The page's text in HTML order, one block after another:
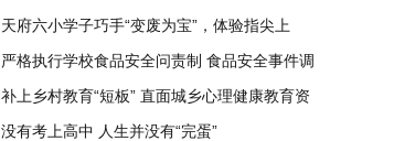
康教育专题培训
天府六小学子巧手“变废为宝”，体验指尖上
的“魔术”
严格执行学校食品安全问责制 食品安全事件调
查不能是笔“糊涂账”
补上乡村教育“短板” 直面城乡心理健康教育资
源配置不均的问题
没有考上高中 人生并没有“完蛋”